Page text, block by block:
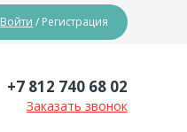
Войти / Регистрация
+7 812 740 68 02
Заказать звонок